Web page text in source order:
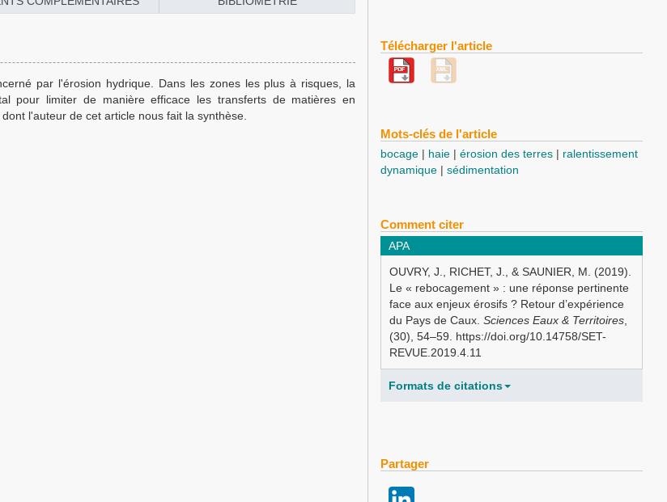
par l'érosion hydrique. Dans les zones les plus à risques, la
pour limiter de manière efficace les transferts de matières en
l'auteur de cet article nous fait la synthèse.
Télécharger l'article
Mots-clés de l'article
bocage haie érosion des terres
ralentissement
dynamique
sédimentation
Comment citer
APA
OUVRY, J., RICHET, J., & SAUNIER, M. (2019).
Le « rebocagement » : une réponse pertinente
face aux enjeux érosifs ? Retour d’expérience
du Pays de Caux.Sciences Eaux & Territoires
(30), 54–59. https://doi.org/10.14758/SET-
REVUE.2019.4.11
Formats de citations
Partager